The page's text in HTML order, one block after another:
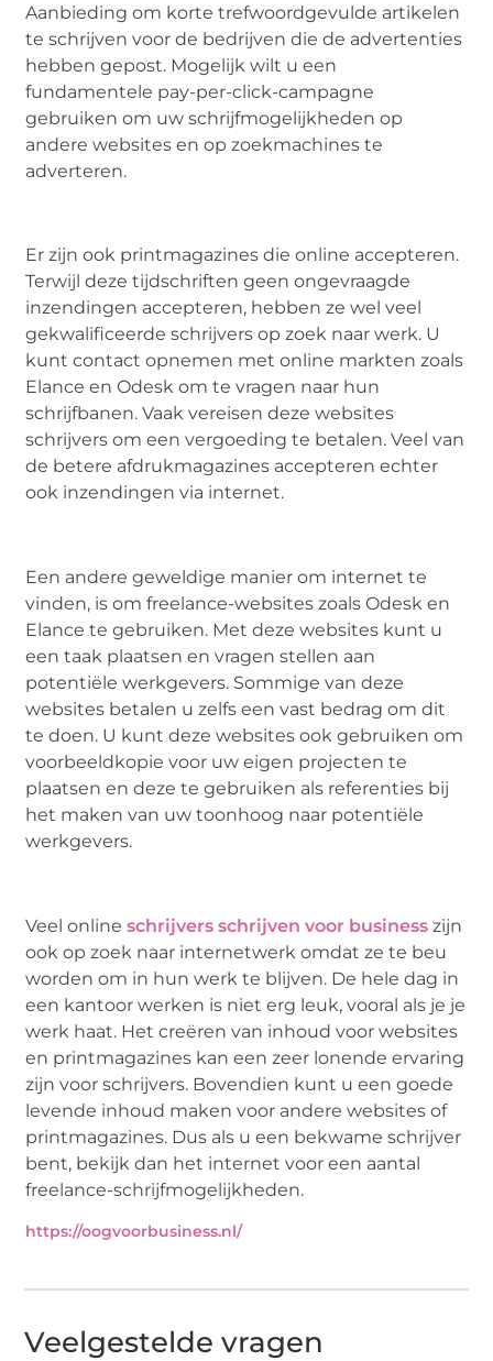
Aanbieding om korte trefwoordgevulde artikelen
te schrijven voor de bedrijven die de advertenties
hebben gepost. Mogelijk wilt u een
fundamentele pay-per-click-campagne
gebruiken om uw schrijfmogelijkheden op
andere websites en op zoekmachines te
adverteren.
Er zijn ook printmagazines die online accepteren.
Terwijl deze tijdschriften geen ongevraagde
inzendingen accepteren, hebben ze wel veel
gekwalificeerde schrijvers op zoek naar werk. U
kunt contact opnemen met online markten zoals
Elance en Odesk om te vragen naar hun
schrijfbanen. Vaak vereisen deze websites
schrijvers om een vergoeding te betalen. Veel van
de betere afdrukmagazines accepteren echter
ook inzendingen via internet.
Een andere geweldige manier om internet te
vinden, is om freelance-websites zoals Odesk en
Elance te gebruiken. Met deze websites kunt u
een taak plaatsen en vragen stellen aan
potentiële werkgevers. Sommige van deze
websites betalen u zelfs een vast bedrag om dit
te doen. U kunt deze websites ook gebruiken om
voorbeeldkopie voor uw eigen projecten te
plaatsen en deze te gebruiken als referenties bij
het maken van uw toonhoog naar potentiële
werkgevers.
Veel onlineschrijvers schrijven voor business zijn
ook op zoek naar internetwerk omdat ze te beu
worden om in hun werk te blijven. De hele dag in
een kantoor werken is niet erg leuk, vooral als je je
werk haat. Het creëren van inhoud voor websites
en printmagazines kan een zeer lonende ervaring
zijn voor schrijvers. Bovendien kunt u een goede
levende inhoud maken voor andere websites of
printmagazines. Dus als u een bekwame schrijver
bent, bekijk dan het internet voor een aantal
freelance-schrijfmogelijkheden.
https://oogvoorbusiness.nl/
Veelgestelde vragen